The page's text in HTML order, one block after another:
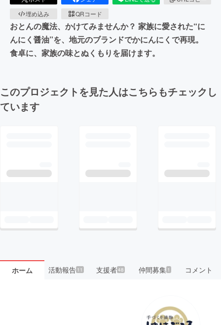
埋め込み
QRコード
おとんの魔法、かけてみませんか？ 家族に愛された“に
んにく醤油”を、地元のブランドでかにんにくで再現。
食卓に、家族の味とぬくもりを届けます。
このプロジェクトを見た人はこちらもチェックし
ています
ホーム 活動報告11 支援者48 仲間募集 1 コメント